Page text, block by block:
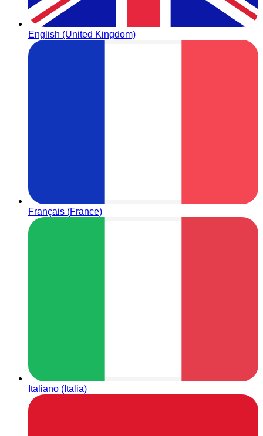
English (United Kingdom)
Français (France)
Italiano (Italia)